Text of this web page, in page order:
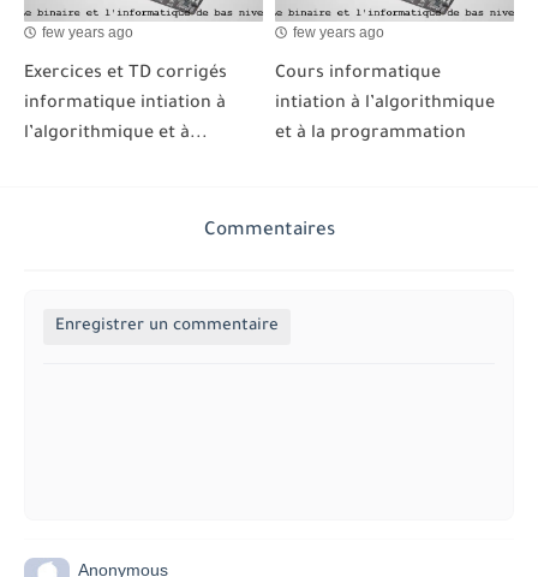
few years ago
Exercices et TD corrigés
informatique intiation à
l’algorithmique et à...
few years ago
Cours informatique
intiation à l’algorithmique
et à la programmation
Commentaires
Enregistrer un commentaire
Anonymous